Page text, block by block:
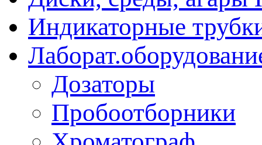
Индикаторные
Дозаторы
Пробоотборники